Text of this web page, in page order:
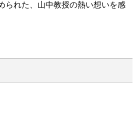
られた、山中教授の熱い想いを感